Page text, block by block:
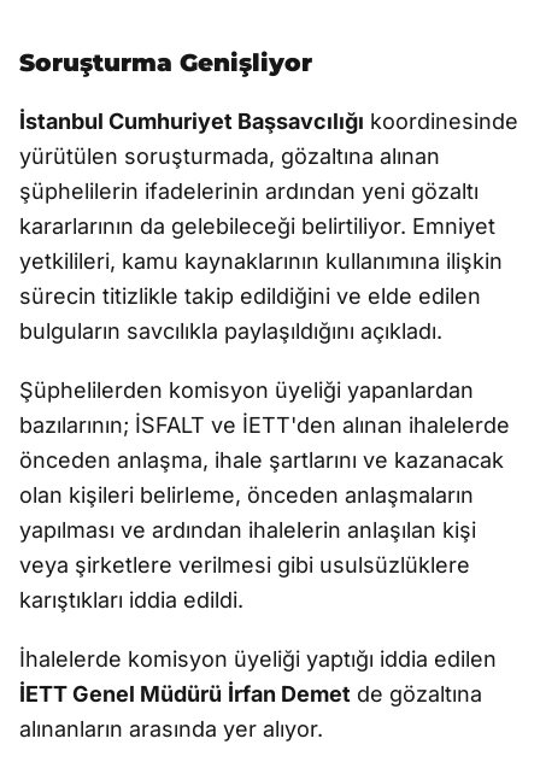
Soruşturma Genişliyor
İstanbul Cumhuriyet Başsavcılığı koordinesinde
yürütülen soruşturmada, gözaltına alınan
şüphelilerin ifadelerinin ardından yeni gözaltı
kararlarının da gelebileceği belirtiliyor. Emniyet
yetkilileri, kamu kaynaklarının kullanımına ilişkin
sürecin titizlikle takip edildiğini ve elde edilen
bulguların savcılıkla paylaşıldığını açıkladı.
Şüphelilerden komisyon üyeliği yapanlardan
bazılarının; İSFALT ve İETT'den alınan ihalelerde
önceden anlaşma, ihale şartlarını ve kazanacak
olan kişileri belirleme, önceden anlaşmaların
yapılması ve ardından ihalelerin anlaşılan kişi
veya şirketlere verilmesi gibi usulsüzlüklere
karıştıkları iddia edildi.
İhalelerde komisyon üyeliği yaptığı iddia edilen
İETT Genel Müdürü İrfan Demet de gözaltına
alınanların arasında yer alıyor.